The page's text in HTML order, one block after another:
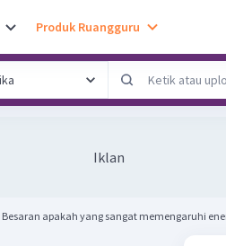
Produk Ruangguru
Iklan
Besaran apakah yang sangat memengaruhi